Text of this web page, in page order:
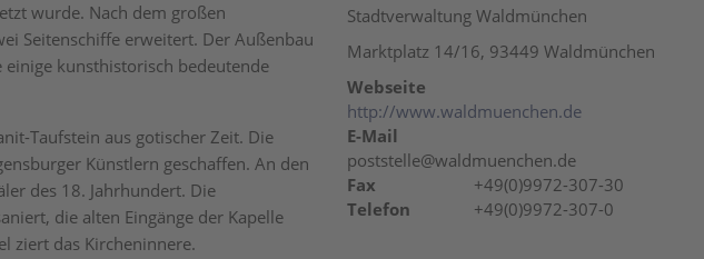
wurde. Nach dem großen
Seitenschiffe erweitert. Der Außenbau
kunsthistorisch bedeutende
Taufstein aus gotischer Zeit. Die
Künstlern geschaffen. An den
des 18. Jahrhundert. Die
die alten Eingänge der Kapelle
ziert das Kircheninnere.
Stadtverwaltung Waldmünchen
Marktplatz 14/16, 93449 Waldmünchen
Webseite
http://www.waldmuenchen.de
E-Mail
poststelle@waldmuenchen.de
Fax
+49(0)9972-307-30
Telefon
+49(0)9972-307-0